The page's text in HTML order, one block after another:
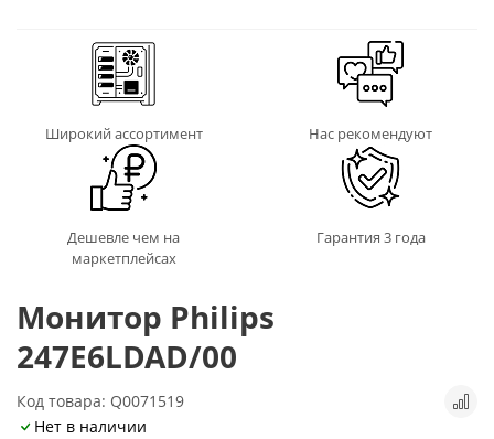
Широкий ассортимент Нас рекомендуют
Дешевле чем на
маркетплейсах
Гарантия 3 года
Монитор Philips
247E6LDAD/00
Код товара: Q0071519
Нет в наличии